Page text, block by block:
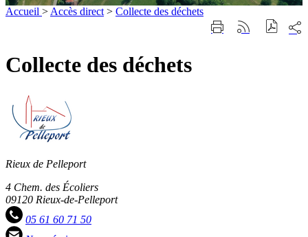
Accueil > Accès direct > Collecte des déchets
ImprimerGénérer
sur
Collecte des déchets
Rieux de Pelleport
4 Chem. des Écoliers
09120 Rieux-de-Pelleport
05 61 60 71 50